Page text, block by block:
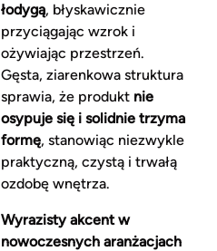
łodygą, błyskawicznie
przyciągając wzrok i
ożywiając przestrzeń.
Gęsta, ziarenkowa struktura
sprawia, że produkt nie
osypuje się i solidnie trzyma
formę, stanowiąc niezwykle
praktyczną, czystą i trwałą
ozdobę wnętrza.
Wyrazisty akcent w
nowoczesnych aranżacjach